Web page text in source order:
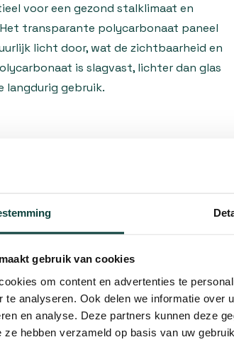
gebruik van cookies
om content en advertenties te
te analyseren. Ook delen we informatie
en analyse. Deze partners kunnen deze
ze hebben verzameld op basis van uw
voor een gezond stalklimaat en
transparante polycarbonaat paneel
licht door, wat de zichtbaarheid en
is slagvast, lichter dan glas
langdurig gebruik.
dit stalraam in standaard
diverse bouwprojecten. Het vaste
ventilatie en lichtinval
of sluiting. Dankzij de robuuste
kan het stalraam zowel binnen als
vuurverzinkte ankerbouten die
De ankers met getande